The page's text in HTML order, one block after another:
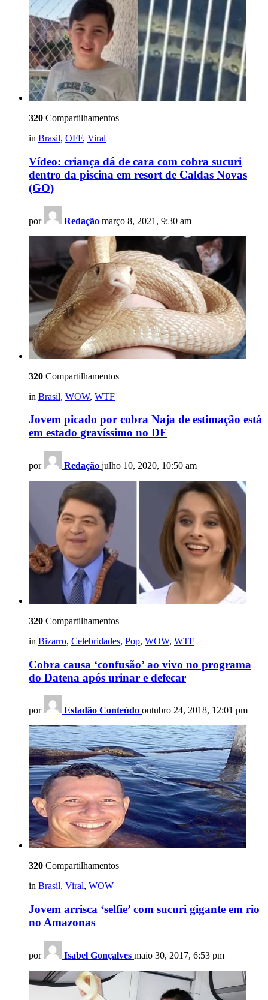
320 Compartilhamentos
in Brasil, OFF, Viral
Vídeo: criança dá de cara com cobra sucuri
dentro da piscina em resort de Caldas Novas
(GO)
por Redação março 8, 2021, 9:30 am
320 Compartilhamentos
in Brasil, WOW, WTF
Jovem picado por cobra Naja de estimação está
em estado gravíssimo no DF
por Redação julho 10, 2020, 10:50 am
320 Compartilhamentos
in Bizarro, Celebridades, Pop, WOW, WTF
Cobra causa ‘confusão’ ao vivo no programa
do Datena após urinar e defecar
por Estadão Conteúdo outubro 24, 2018, 12:01 pm
320 Compartilhamentos
in Brasil, Viral, WOW
Jovem arrisca ‘selfie’ com sucuri gigante em rio
no Amazonas
por Isabel Gonçalves maio 30, 2017, 6:53 pm